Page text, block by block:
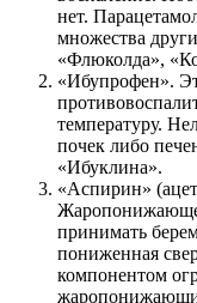
нет.
множества
«Флюколда»,
«Ибупрофен».
температуру.
почек либо
«Ибуклина».
«Аспирин»
принимать
пониженная
компонентом